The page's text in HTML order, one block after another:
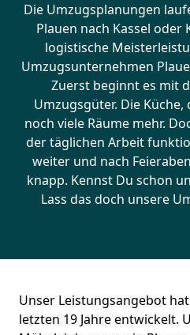
Die Umzugsplanungen
Plauen nach Kassel oder
logistische
Umzugsunternehmen
Zuerst beginnt es mit
Umzugsgüter. Die
noch viele Räume mehr.
der täglichen Arbeit
weiter und nach
knapp. Kennst Du schon
Lass das doch unsere
Unser Leistungsangebot
letzten 19 Jahre entwickelt.